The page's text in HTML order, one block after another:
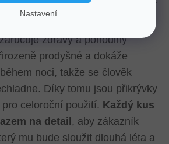
Nastavení
peří vynikají tím, že kombinují
a vysokou kvalitu
zdravý a pohodlný
prodyšné a dokáže
noci, takže se člověk
Díky tomu jsou přikrývky
celoroční použití. Každý kus
na detail, aby zákazník
mu bude sloužit dlouhá léta a